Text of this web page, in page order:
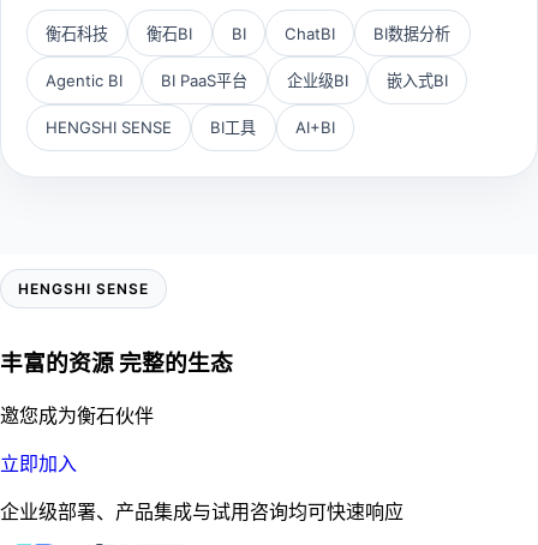
衡石科技 衡石BI BI ChatBI BI数据分析
Agentic BI BI PaaS平台 企业级BI 嵌入式BI
HENGSHI SENSE BI工具 AI+BI
HENGSHI SENSE
丰富的资源 完整的生态
邀您成为衡石伙伴
立即加入
企业级部署、产品集成与试用咨询均可快速响应